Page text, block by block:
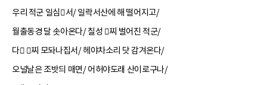
우리 적군 일심서/ 일락서산에 해 떨어지고/
월출동경 달 솟아온다/ 칠성 찌 벌어진 적군/
다 찌 모돠나집서/ 헤야차소리 닷 감겨온다/
오널날은 조밧듸 매면/ 어허야도래 산이로구나/